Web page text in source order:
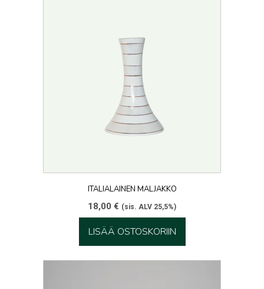
ITALIALAINEN MALJAKKO
18,00 € (sis. ALV 25,5%)
LISÄÄ OSTOSKORIIN